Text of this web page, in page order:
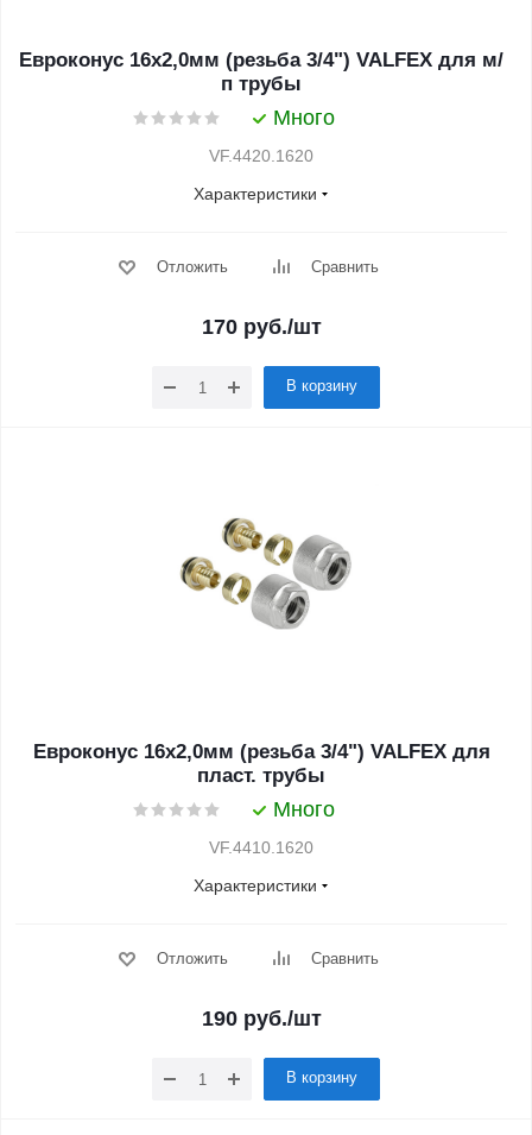
Евроконус 16х2,0мм (резьба 3/4") VALFEX для м/
п трубы
Много
VF.4420.1620
Характеристики
Отложить Сравнить
170 руб./шт
В корзину
Евроконус 16х2,0мм (резьба 3/4") VALFEX для
пласт. трубы
Много
VF.4410.1620
Характеристики
Отложить Сравнить
190 руб./шт
В корзину